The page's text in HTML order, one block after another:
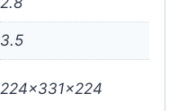
3.5
224x331x224